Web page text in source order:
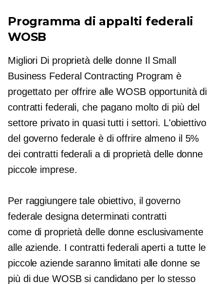
Programma di appalti federali
WOSB
Migliori Di proprietà delle donneIl Small
Business Federal Contracting Program è
progettato per offrire alle WOSB opportunità di
contratti federali, che pagano molto di più del
settore privato in quasi tutti i settori. L'obiettivo
del governo federale è di offrire almeno il 5%
dei contratti federali a di proprietà delle donne
piccole imprese.
Per raggiungere tale obiettivo, il governo
federale designa determinati contratti
come di proprietà delle donne esclusivamente
alle aziende. I contratti federali aperti a tutte le
piccole aziende saranno limitati alle donne se
più di due WOSB si candidano per lo stesso